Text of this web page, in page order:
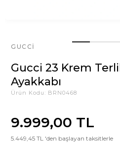
GUCCI
Gucci 23 Krem
Ayakkabı
Ürün Kodu: BRN0468
9.999,00 TL
5.449,45 TL 'den başlayan taksitlerle